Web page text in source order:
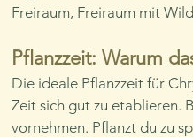
Freiraum, Freiraum mit
Pflanzzeit: Warum
Die ideale Pflanzzeit für
Zeit sich gut zu etablieren.
vornehmen. Pflanzt du zu